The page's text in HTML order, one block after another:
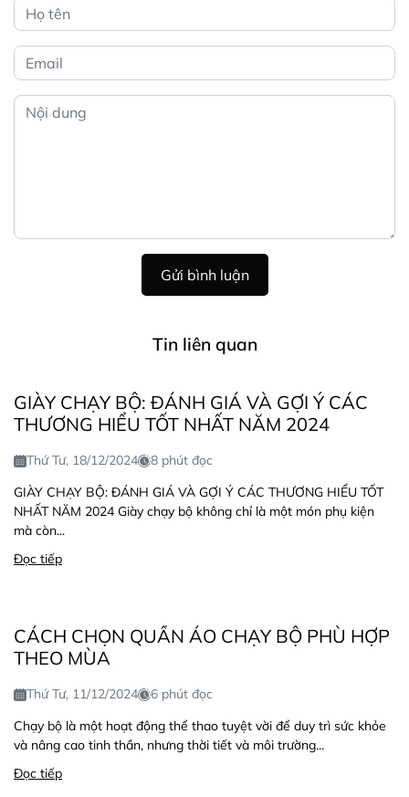
k
p
s
t
Gửi bình luận
Tin liên quan
GIÀY CHẠY BỘ: ĐÁNH GIÁ VÀ GỢI Ý CÁC
THƯƠNG HIỂU TỐT NHẤT NĂM 2024
Thứ Tư, 18/12/2024
8 phút đọc
GIÀY CHẠY BỘ: ĐÁNH GIÁ VÀ GỢI Ý CÁC THƯƠNG HIỂU TỐT
NHẤT NĂM 2024 Giày chạy bộ không chỉ là một món phụ kiện
mà còn...
Đọc tiếp
CÁCH CHỌN QUẦN ÁO CHẠY BỘ PHÙ HỢP
THEO MÙA
Thứ Tư, 11/12/2024
6 phút đọc
Chạy bộ là một hoạt động thể thao tuyệt vời để duy trì sức khỏe
và nâng cao tinh thần, nhưng thời tiết và môi trường...
Đọc tiếp